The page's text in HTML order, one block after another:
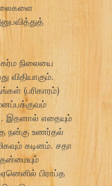
நிலையை
விதியாகும்.
(பரிகாரம்)
இதனால் எதையும்
நன்கு உணர்தல்
கடினம். சதா
பிராப்த